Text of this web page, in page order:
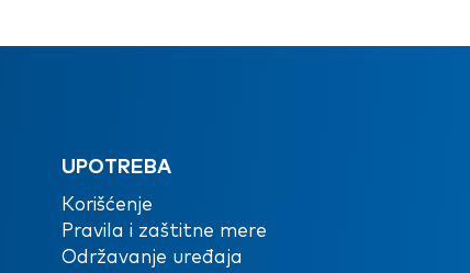
UPOTREBA
Korišćenje
Pravila i zaštitne mere
Održavanje uređaja